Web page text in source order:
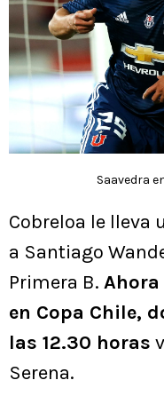
Saavedra
Cobreloa le lleva
a Santiago
Primera B.
en Copa Chile,
las 12.30 horas
Serena.